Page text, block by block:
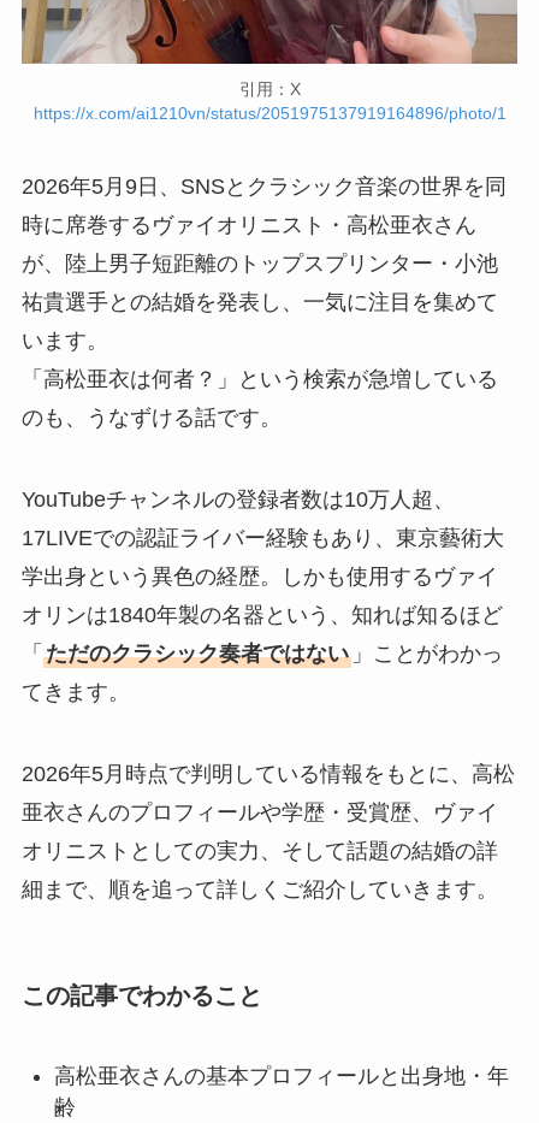
引用：X
https://x.com/ai1210vn/status/2051975137919164896/photo/1
2026年5月9日、SNSとクラシック音楽の世界を同
時に席巻するヴァイオリニスト・高松亜衣さん
が、陸上男子短距離のトップスプリンター・小池
祐貴選手との結婚を発表し、一気に注目を集めて
います。
「高松亜衣は何者？」という検索が急増している
のも、うなずける話です。
YouTubeチャンネルの登録者数は10万人超、
17LIVEでの認証ライバー経験もあり、東京藝術大
学出身という異色の経歴。しかも使用するヴァイ
オリンは1840年製の名器という、知れば知るほど
「 ただのクラシック奏者ではない」ことがわかっ
てきます。
2026年5月時点で判明している情報をもとに、高松
亜衣さんのプロフィールや学歴・受賞歴、ヴァイ
オリニストとしての実力、そして話題の結婚の詳
細まで、順を追って詳しくご紹介していきます。
この記事でわかること
高松亜衣さんの基本プロフィールと出身地・年
齢